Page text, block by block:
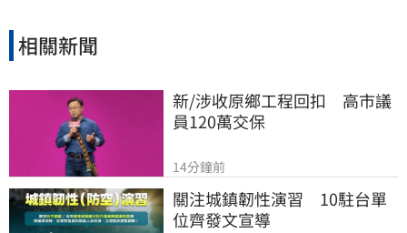
相關新聞
新/涉收原鄉工程回扣　高市議
員120萬交保
14分鐘前
關注城鎮韌性演習　10駐台單
位齊發文宣導